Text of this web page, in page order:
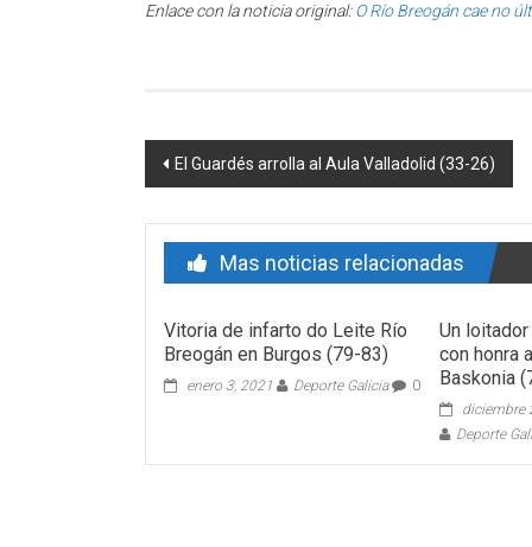
Enlace con la noticia original:O Río Breogán cae no
Post navigation
El Guardés arrolla al Aula Valladolid (33-26)
Mas noticias relacionadas
Vitoria de infarto do Leite Río
Breogán en Burgos (79-83)
enero 3, 2021 Deporte Galicia 0
Un
con honra
Baskonia
diciembre
Deporte